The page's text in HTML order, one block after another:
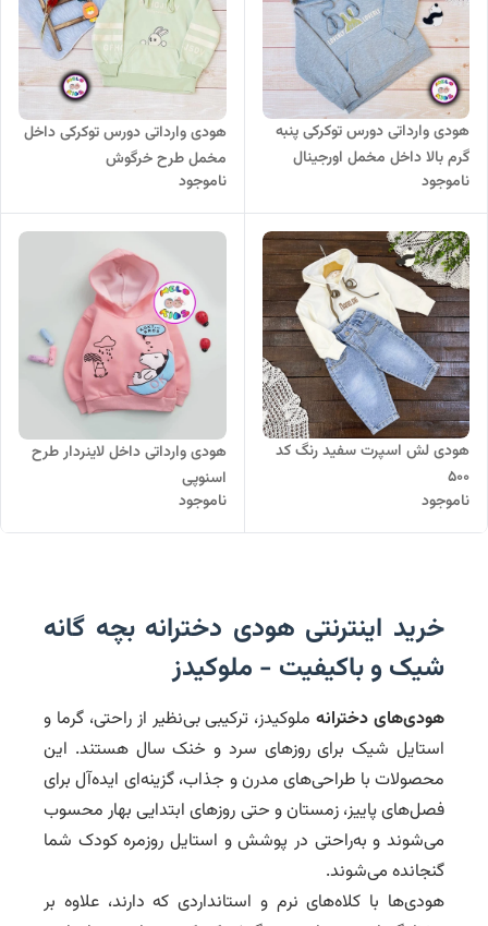
هودی وارداتی دورس توکرکی پنبه
گرم بالا داخل مخمل اورجینال
ناموجود
هودی وارداتی دورس توکرکی داخل
مخمل طرح خرگوش
ناموجود
‎هودی لش اسپرت سفید رنگ کد
500
ناموجود
هودی وارداتی داخل لاینردار طرح
اسنوپی
ناموجود
خرید اینترنتی هودی دخترانه بچه گانه
شیک و باکیفیت - ملوکیدز
هودی‌های دخترانهملوکیدز، ترکیبی بی‌نظیر از راحتی، گرما و
استایل شیک برای روزهای سرد و خنک سال هستند. این
محصولات با طراحی‌های مدرن و جذاب، گزینه‌ای ایده‌آل برای
فصل‌های پاییز، زمستان و حتی روزهای ابتدایی بهار محسوب
می‌شوند و به‌راحتی در پوشش و استایل روزمره کودک شما
گنجانده می‌شوند.
هودی‌ها با کلاه‌های نرم و استانداردی که دارند، علاوه بر